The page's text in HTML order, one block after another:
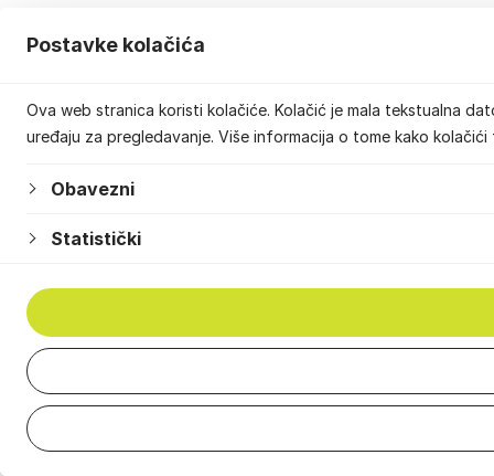
Postavke kolačića
Ova web stranica koristi kolačiće. Kolačić je mala tekstualna
uređaju za pregledavanje. Više informacija o tome kako
Obavezni
Statistički